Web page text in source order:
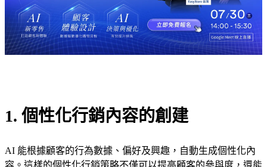
1. 個性化行銷內容的創建
AI 能根據顧客的行為數據、偏好及興趣，自動生成個性化內
容。這樣的個性化行銷策略不僅可以提高顧客的參與度，還能